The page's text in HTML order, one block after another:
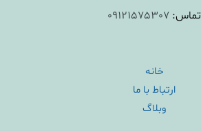
تماس: 09121575307
خانه
ارتباط با ما
وبلاگ